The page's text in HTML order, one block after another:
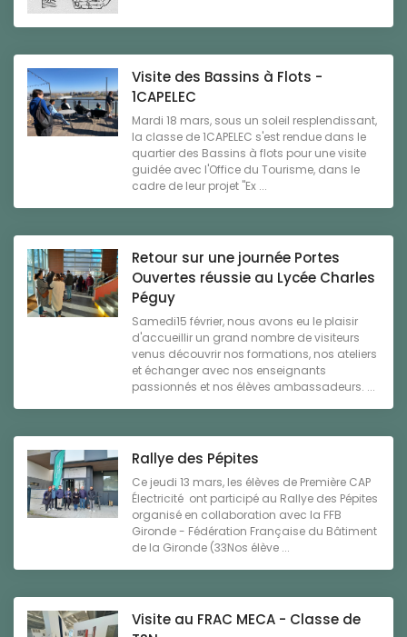
Visite des Bassins à Flots -
1CAPELEC
Mardi 18 mars, sous un soleil resplendissant,
la classe de 1CAPELEC s'est rendue dans le
quartier des Bassins à flots pour une visite
guidée avec l'Office du Tourisme, dans le
cadre de leur projet "Ex ...
Retour sur une journée Portes
Ouvertes réussie au Lycée Charles
Péguy
Samedi15 février, nous avons eu le plaisir
d'accueillir un grand nombre de visiteurs
venus découvrir nos formations, nos ateliers
et échanger avec nos enseignants
passionnés et nos élèves ambassadeurs. ...
Rallye des Pépites
Ce jeudi 13 mars, les élèves de Première CAP
Électricité ont participé au Rallye des Pépites
organisé en collaboration avec la FFB
Gironde - Fédération Française du Bâtiment
de la Gironde (33Nos élève ...
Visite au FRAC MECA - Classe de